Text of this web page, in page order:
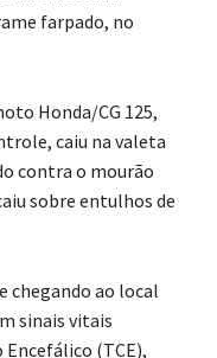
farpado, no
Honda/CG 125,
caiu na valeta
contra o mourão
sobre entulhos de
chegando ao local
sinais vitais
(TCE),